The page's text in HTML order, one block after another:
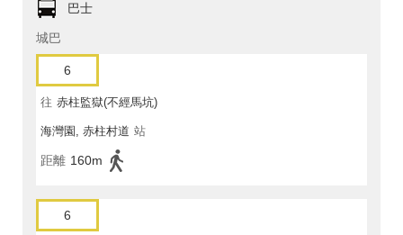
巴士
城巴
6
往 赤柱監獄(不經馬坑)
海灣園, 赤柱村道 站
距離 160m
6